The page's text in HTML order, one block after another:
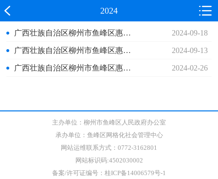
2024
广西壮族自治区柳州市鱼峰区惠民惠农财政补贴资金政策清单公示 2024-09-18
广西壮族自治区柳州市鱼峰区惠民惠农财政补贴资金政策清单公示 2024-09-13
广西壮族自治区柳州市鱼峰区惠民惠农财政补贴资金政策清单公示 2024-02-26
主办单位：柳州市鱼峰区人民政府办公室
承办单位：鱼峰区网格化社会管理中心
网站运维联系方式：0772-3162801
网站标识码:4502030002
备案/许可证编号：桂ICP备14006579号-1